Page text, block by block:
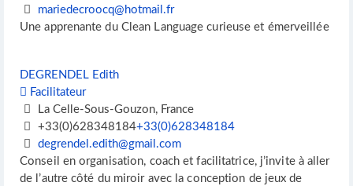
mariedecroocq@hotmail.fr
Une apprenante du Clean Language curieuse et émerveillée
DEGRENDEL Edith
Facilitateur
La Celle-Sous-Gouzon, France
+33(0)628348184+33(0)628348184
degrendel.edith@gmail.com
Conseil en organisation, coach et facilitatrice, j’invite à aller
de l’autre côté du miroir avec la conception de jeux de